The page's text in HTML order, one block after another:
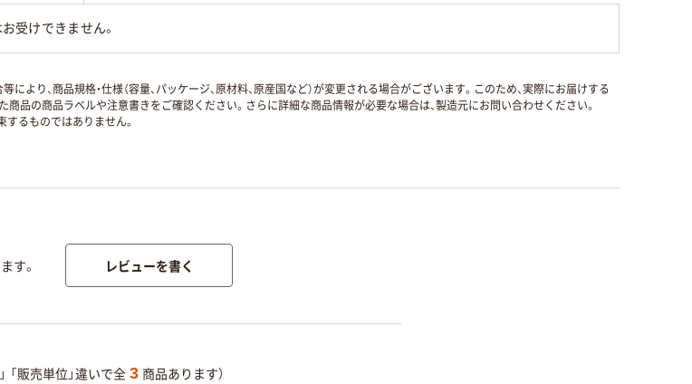
受けできません。
り、商品規格・仕様（容量、パッケージ、原材料、原産国など）が変更される場合がございます。このため、実際にお届けする
品の商品ラベルや注意書きをご確認ください。さらに詳細な商品情報が必要な場合は、製造元にお問い合わせください。
するものではありません。
す。 レビューを書く
「販売単位」違いで全 3 商品あります）